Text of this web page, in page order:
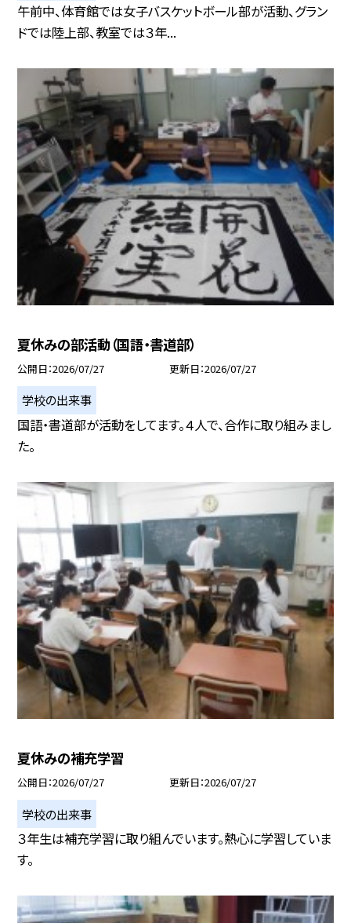
午前中、体育館では女子バスケットボール部が活動、グラン
ドでは陸上部、教室では３年...
夏休みの部活動（国語・書道部）
公開日 2026/07/27 更新日 2026/07/27
学校の出来事
国語・書道部が活動をしてます。４人で、合作に取り組みまし
た。
夏休みの補充学習
公開日 2026/07/27 更新日 2026/07/27
学校の出来事
３年生は補充学習に取り組んでいます。熱心に学習していま
す。